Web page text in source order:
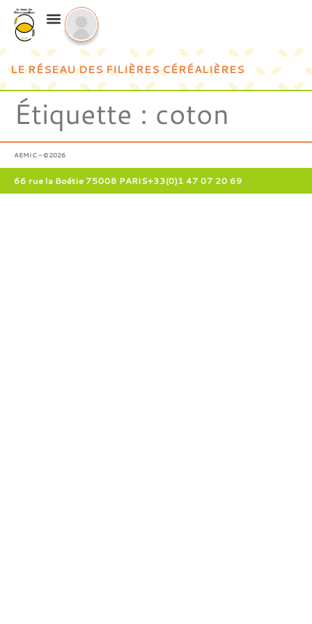
LE RÉSEAU DES FILIÈRES CÉRÉALIÈRES
Étiquette : coton
AEMIC – ©2026
66 rue la Boétie 75008 PARIS+33(0)1 47 07 20 69